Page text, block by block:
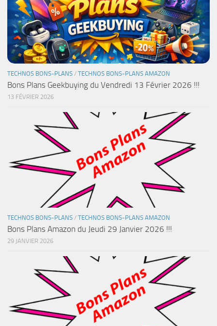
TECHNOS BONS-PLANS / TECHNOS BONS-PLANS AMAZON
Bons Plans Geekbuying du Vendredi 13 Février 2026 !!!
13 FÉVRIER 2026
TECHNOS BONS-PLANS / TECHNOS BONS-PLANS AMAZON
Bons Plans Amazon du Jeudi 29 Janvier 2026 !!!
29 JANVIER 2026